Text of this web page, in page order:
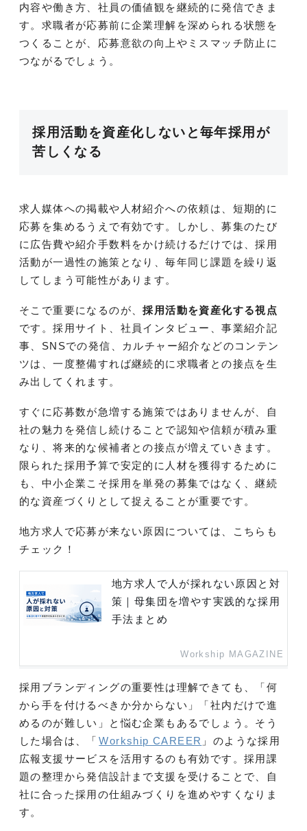
内容や働き方、社員の価値観を継続的に発信できま
す。求職者が応募前に企業理解を深められる状態を
つくることが、応募意欲の向上やミスマッチ防止に
つながるでしょう。
採用活動を資産化しないと毎年採用が
苦しくなる
求人媒体への掲載や人材紹介への依頼は、短期的に
応募を集めるうえで有効です。しかし、募集のたび
に広告費や紹介手数料をかけ続けるだけでは、採用
活動が一過性の施策となり、毎年同じ課題を繰り返
してしまう可能性があります。
そこで重要になるのが、採用活動を資産化する視点
です。採用サイト、社員インタビュー、事業紹介記
事、SNSでの発信、カルチャー紹介などのコンテン
ツは、一度整備すれば継続的に求職者との接点を生
み出してくれます。
すぐに応募数が急増する施策ではありませんが、自
社の魅力を発信し続けることで認知や信頼が積み重
なり、将来的な候補者との接点が増えていきます。
限られた採用予算で安定的に人材を獲得するために
も、中小企業こそ採用を単発の募集ではなく、継続
的な資産づくりとして捉えることが重要です。
地方求人で応募が来ない原因については、こちらも
チェック！
地方求人で人が採れない原因と対
策｜母集団を増やす実践的な採用
手法まとめ
Workship MAGAZINE
採用ブランディングの重要性は理解できても、「何
から手を付けるべきか分からない」「社内だけで進
めるのが難しい」と悩む企業もあるでしょう。そう
した場合は、「 Workship CAREER 」のような採用
広報支援サービスを活用するのも有効です。採用課
題の整理から発信設計まで支援を受けることで、自
社に合った採用の仕組みづくりを進めやすくなりま
す。